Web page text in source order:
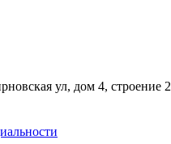
ул, дом 4, строение 2